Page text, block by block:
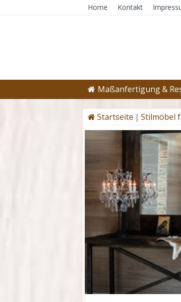
Home Kontakt
Maßanfertigung &
Startseite | Stilmöbel